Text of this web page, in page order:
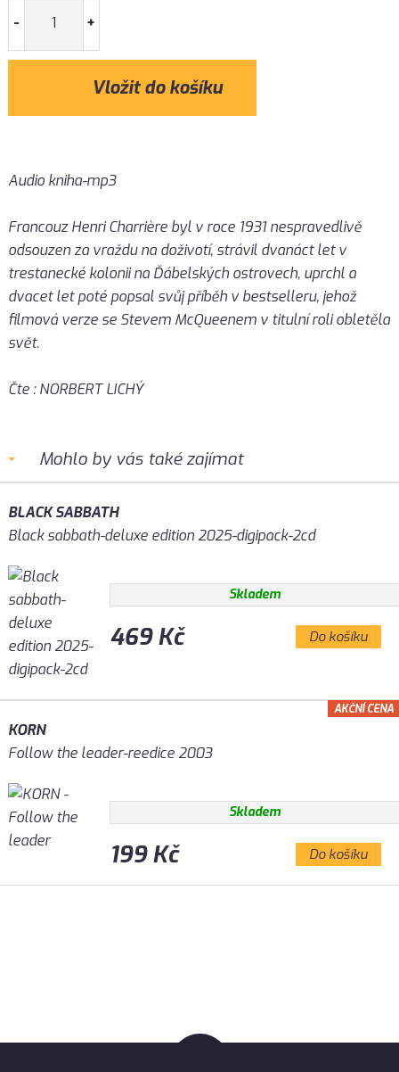
- +
Audio kniha-mp3
Francouz Henri Charrière byl v roce 1931 nespravedlivě
odsouzen za vraždu na doživotí, strávil dvanáct let v
trestanecké kolonii na Ďábelských ostrovech, uprchl a
dvacet let poté popsal svůj příběh v bestselleru, jehož
filmová verze se Stevem McQueenem v titulní roli obletěla
svět.
Čte : NORBERT LICHÝ
Mohlo by vás také zajímat
BLACK SABBATH
Black sabbath-deluxe edition 2025-digipack-2cd
Skladem
469 Kč Do košíku
KORN
Follow the leader-reedice 2003
Skladem
199 Kč Do košíku
AKČNÍ CENA